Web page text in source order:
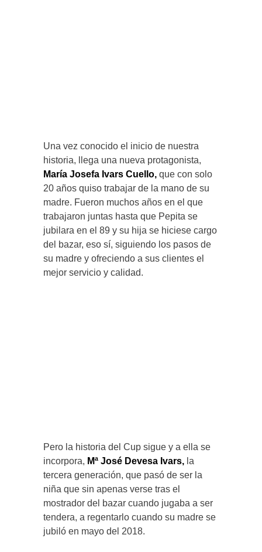
Una vez conocido el inicio de nuestra
historia, llega una nueva protagonista,
María Josefa Ivars Cuello, que con solo
20 años quiso trabajar de la mano de su
madre. Fueron muchos años en el que
trabajaron juntas hasta que Pepita se
jubilara en el 89 y su hija se hiciese cargo
del bazar, eso sí, siguiendo los pasos de
su madre y ofreciendo a sus clientes el
mejor servicio y calidad.
Pero la historia del Cup sigue y a ella se
incorpora, Mª José Devesa Ivars, la
tercera generación, que pasó de ser la
niña que sin apenas verse tras el
mostrador del bazar cuando jugaba a ser
tendera, a regentarlo cuando su madre se
jubiló en mayo del 2018.